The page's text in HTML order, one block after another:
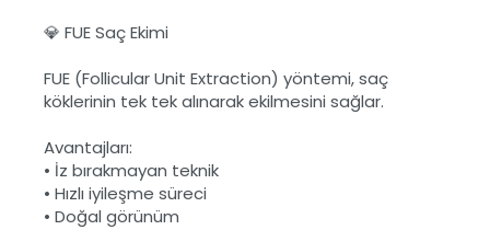
💎 FUE Saç Ekimi
FUE (Follicular Unit Extraction) yöntemi, saç
köklerinin tek tek alınarak ekilmesini sağlar.
Avantajları:
• İz bırakmayan teknik
• Hızlı iyileşme süreci
• Doğal görünüm